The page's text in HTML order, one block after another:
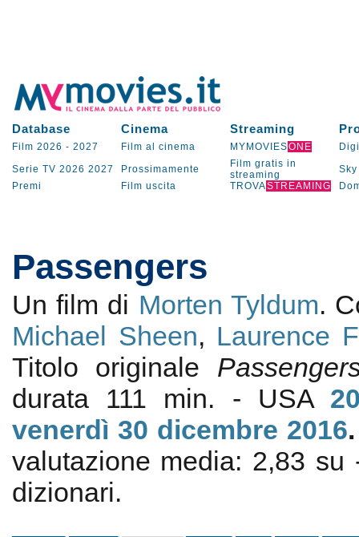
Database Cinema Streaming
Film 2026 - 2027 Film al cinema MYMOVIESONE
Serie TV 2026 2027 Prossimamente
Film gratis in
streaming
Sky
Premi
Film uscita TROVASTREAMING
Passengers
Un film di Morten Tyldum.
Michael Sheen, Laurence
Titolo originale
durata 111 min. - USA
venerdì 30 dicembre 2016
valutazione media: 2,83 su
dizionari.